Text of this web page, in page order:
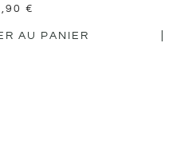
€
AU PANIER